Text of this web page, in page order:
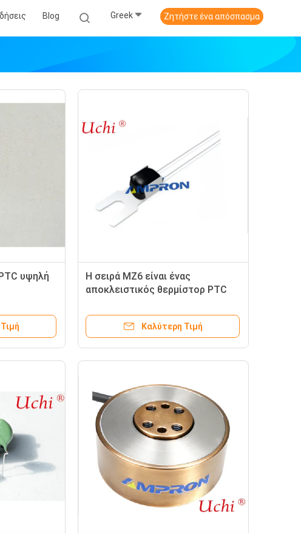
Blog Greek Ζητήστε ένα απόσπασμα
υψηλή
Η σειρά MZ6 είναι ένας
αποκλειστικός θερμίστορ PTC
υπερθέρμανση.
Καλύτερη Τιμή